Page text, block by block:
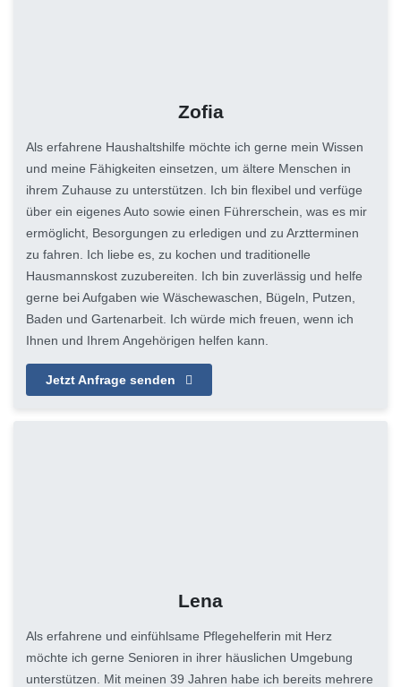
Zofia
Als erfahrene Haushaltshilfe möchte ich gerne mein Wissen
und meine Fähigkeiten einsetzen, um ältere Menschen in
ihrem Zuhause zu unterstützen. Ich bin flexibel und verfüge
über ein eigenes Auto sowie einen Führerschein, was es mir
ermöglicht, Besorgungen zu erledigen und zu Arztterminen
zu fahren. Ich liebe es, zu kochen und traditionelle
Hausmannskost zuzubereiten. Ich bin zuverlässig und helfe
gerne bei Aufgaben wie Wäschewaschen, Bügeln, Putzen,
Baden und Gartenarbeit. Ich würde mich freuen, wenn ich
Ihnen und Ihrem Angehörigen helfen kann.
Jetzt Anfrage senden
Lena
Als erfahrene und einfühlsame Pflegehelferin mit Herz
möchte ich gerne Senioren in ihrer häuslichen Umgebung
unterstützen. Mit meinen 39 Jahren habe ich bereits mehrere